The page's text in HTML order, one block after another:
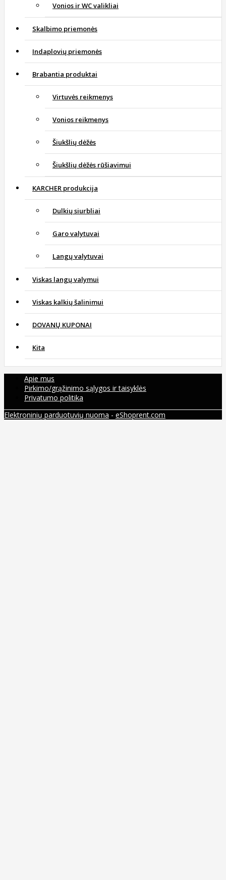
Vonios ir WC valikliai
Skalbimo priemonės
Indaplovių priemonės
Brabantia produktai
Virtuvės reikmenys
Vonios reikmenys
Šiukšlių dėžės
Šiukšlių dėžės rūšiavimui
KARCHER produkcija
Dulkių siurbliai
Garo valytuvai
Langų valytuvai
Viskas langų valymui
Viskas kalkių šalinimui
DOVANŲ KUPONAI
Kita
Apie mus
Pirkimo/grąžinimo sąlygos ir taisyklės
Privatumo politika
Elektroninių parduotuvių nuoma - eShoprent.com